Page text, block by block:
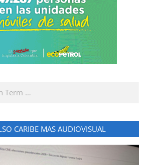
CARIBE MAS AUDIOVISUAL